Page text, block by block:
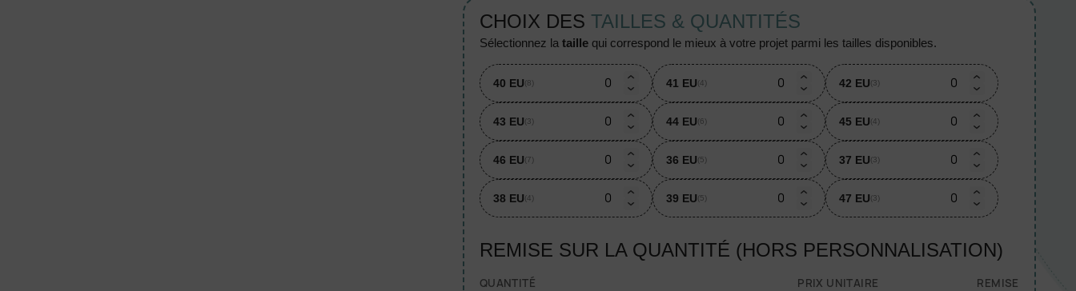
CHOIX DES TAILLES & QUANTITÉS
sélectionnez la taillequi correspond le mieux à votre projet parmi les tailles disponibles.
40 EU(8) 41 EU(4) 42 EU(3)
43 EU(3) 44 EU(6) 45 EU(4)
46 EU(7) 36 EU(5) 37 EU(3)
38 EU(4) 39 EU(5) 47 EU(3)
REMISE SUR LA QUANTITÉ (HORS PERSONNALISATION)
QUANTITÉ PRIX UNITAIRE REMISE